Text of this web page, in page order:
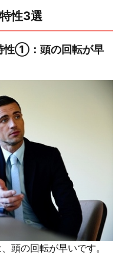
性3選
性①：頭の回転が早
頭の回転が早いです。